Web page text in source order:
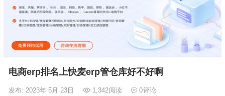
电商erp排名上快麦erp管仓库好不好啊
发布: 2023年 5月 23日 1,342阅读 0评论